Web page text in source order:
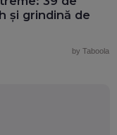
și grindină de
by Taboola